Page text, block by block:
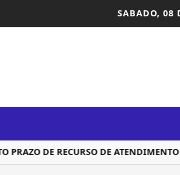
SABADO, 08
DE RECURSO DE ATENDIMENTO